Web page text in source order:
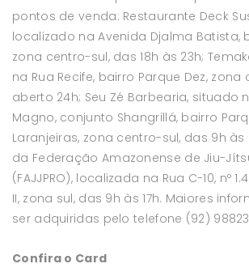
pontos de venda: Restaurante Deck
localizado na Avenida Djalma Batista,
zona centro-sul, das 18h às 23h;
na Rua Recife, bairro Parque Dez, zona
aberto 24h; Seu Zé Barbearia, situado
Magno, conjunto Shangrillá, bairro
Laranjeiras, zona centro-sul, das 9h às
da Federação Amazonense de Jiu-
(FAJJPRO), localizada na Rua C-10, nº
II, zona sul, das 9h às 17h. Maiores
ser adquiridas pelo telefone (92)
Confira o Card